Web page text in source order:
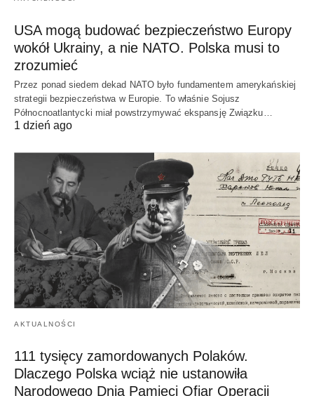
USA mogą budować bezpieczeństwo Europy
wokół Ukrainy, a nie NATO. Polska musi to
zrozumieć
Przez ponad siedem dekad NATO było fundamentem amerykańskiej
strategii bezpieczeństwa w Europie. To właśnie Sojusz
Północnoatlantycki miał powstrzymywać ekspansję Związku…
1 dzień ago
AKTUALNOŚCI
111 tysięcy zamordowanych Polaków.
Dlaczego Polska wciąż nie ustanowiła
Narodowego Dnia Pamięci Ofiar Operacji